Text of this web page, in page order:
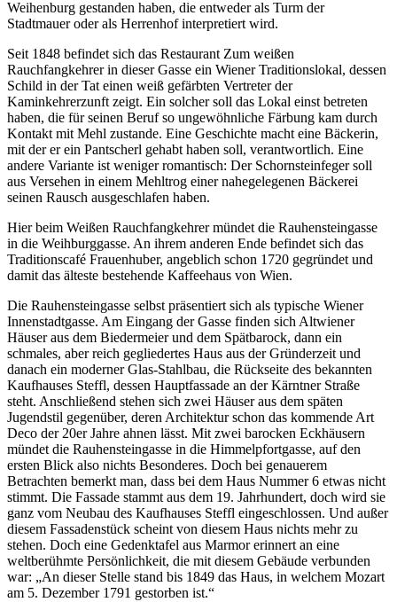
Weihenburg gestanden haben, die entweder als Turm der
Stadtmauer oder als Herrenhof interpretiert wird.
Seit 1848 befindet sich das Restaurant Zum weißen
Rauchfangkehrer in dieser Gasse ein Wiener Traditionslokal, dessen
Schild in der Tat einen weiß gefärbten Vertreter der
Kaminkehrerzunft zeigt. Ein solcher soll das Lokal einst betreten
haben, die für seinen Beruf so ungewöhnliche Färbung kam durch
Kontakt mit Mehl zustande. Eine Geschichte macht eine Bäckerin,
mit der er ein Pantscherl gehabt haben soll, verantwortlich. Eine
andere Variante ist weniger romantisch: Der Schornsteinfeger soll
aus Versehen in einem Mehltrog einer nahegelegenen Bäckerei
seinen Rausch ausgeschlafen haben.
Hier beim Weißen Rauchfangkehrer mündet die Rauhensteingasse
in die Weihburggasse. An ihrem anderen Ende befindet sich das
Traditionscafé Frauenhuber, angeblich schon 1720 gegründet und
damit das älteste bestehende Kaffeehaus von Wien.
Die Rauhensteingasse selbst präsentiert sich als typische Wiener
Innenstadtgasse. Am Eingang der Gasse finden sich Altwiener
Häuser aus dem Biedermeier und dem Spätbarock, dann ein
schmales, aber reich gegliedertes Haus aus der Gründerzeit und
danach ein moderner Glas-Stahlbau, die Rückseite des bekannten
Kaufhauses Steffl, dessen Hauptfassade an der Kärntner Straße
steht. Anschließend stehen sich zwei Häuser aus dem späten
Jugendstil gegenüber, deren Architektur schon das kommende Art
Deco der 20er Jahre ahnen lässt. Mit zwei barocken Eckhäusern
mündet die Rauhensteingasse in die Himmelpfortgasse, auf den
ersten Blick also nichts Besonderes. Doch bei genauerem
Betrachten bemerkt man, dass bei dem Haus Nummer 6 etwas nicht
stimmt. Die Fassade stammt aus dem 19. Jahrhundert, doch wird sie
ganz vom Neubau des Kaufhauses Steffl eingeschlossen. Und außer
diesem Fassadenstück scheint von diesem Haus nichts mehr zu
stehen. Doch eine Gedenktafel aus Marmor erinnert an eine
weltberühmte Persönlichkeit, die mit diesem Gebäude verbunden
war: „An dieser Stelle stand bis 1849 das Haus, in welchem Mozart
am 5. Dezember 1791 gestorben ist.“